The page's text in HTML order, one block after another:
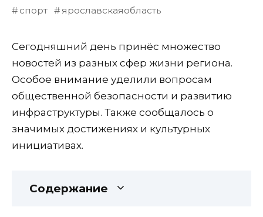
спорт
ярославскаяобласть
Сегодняшний день принёс множество
новостей из разных сфер жизни региона.
Особое внимание уделили вопросам
общественной безопасности и развитию
инфраструктуры. Также сообщалось о
значимых достижениях и культурных
инициативах.
Содержание